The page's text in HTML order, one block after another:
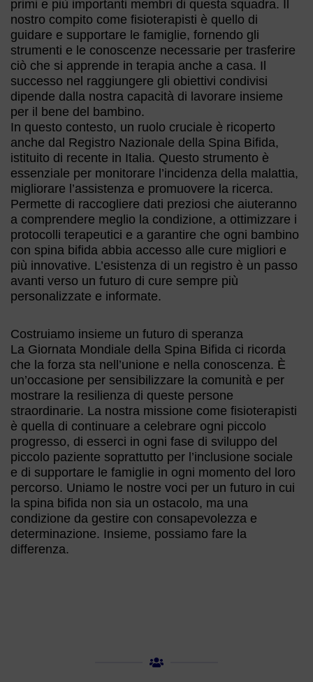
primi e più importanti membri di questa squadra. Il
nostro compito come fisioterapisti è quello di
guidare e supportare le famiglie, fornendo gli
strumenti e le conoscenze necessarie per trasferire
ciò che si apprende in terapia anche a casa. Il
successo nel raggiungere gli obiettivi condivisi
dipende dalla nostra capacità di lavorare insieme
per il bene del bambino.
In questo contesto, un ruolo cruciale è ricoperto
anche dal Registro Nazionale della Spina Bifida,
istituito di recente in Italia. Questo strumento è
essenziale per monitorare l’incidenza della malattia,
migliorare l’assistenza e promuovere la ricerca.
Permette di raccogliere dati preziosi che aiuteranno
a comprendere meglio la condizione, a ottimizzare i
protocolli terapeutici e a garantire che ogni bambino
con spina bifida abbia accesso alle cure migliori e
più innovative. L’esistenza di un registro è un passo
avanti verso un futuro di cure sempre più
personalizzate e informate.
Costruiamo insieme un futuro di speranza
La Giornata Mondiale della Spina Bifida ci ricorda
che la forza sta nell’unione e nella conoscenza. È
un’occasione per sensibilizzare la comunità e per
mostrare la resilienza di queste persone
straordinarie. La nostra missione come fisioterapisti
è quella di continuare a celebrare ogni piccolo
progresso, di esserci in ogni fase di sviluppo del
piccolo paziente soprattutto per l’inclusione sociale
e di supportare le famiglie in ogni momento del loro
percorso. Uniamo le nostre voci per un futuro in cui
la spina bifida non sia un ostacolo, ma una
condizione da gestire con consapevolezza e
determinazione. Insieme, possiamo fare la
differenza.